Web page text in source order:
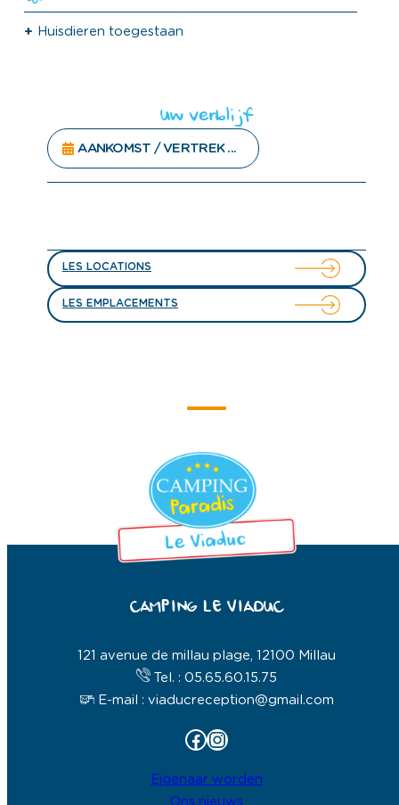
Huisdieren toegestaan
Uw verblijf
LES LOCATIONS
LES EMPLACEMENTS
CAMPING LE VIADUC
121 avenue de millau plage, 12100 Millau
Tel. : 05.65.60.15.75
E-mail : viaducreception@gmail.com
Facebook Instagram
Eigenaar worden
Ons nieuws